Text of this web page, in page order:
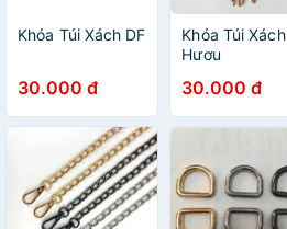
Khóa Túi Xách DF
30.000 đ
Khóa Túi Xách
Hươu
30.000 đ